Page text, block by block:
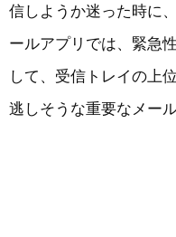
信しようか迷った時に
ールアプリでは、緊急
して、受信トレイの上
逃しそうな重要なメー